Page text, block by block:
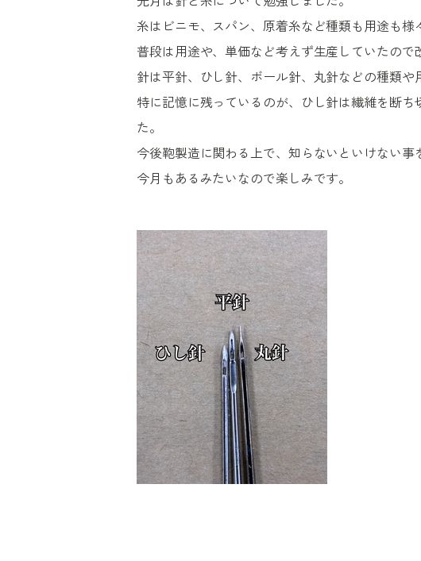
糸はビニモ、スパン、原着糸など種類も用途も様
普段は用途や、単価など考えず生産していたので
針は平針、ひし針、ボール針、丸針などの種類
特に記憶に残っているのが、ひし針は繊維を断
た。
今後鞄製造に関わる上で、知らないといけない事
今月もあるみたいなので楽しみです。